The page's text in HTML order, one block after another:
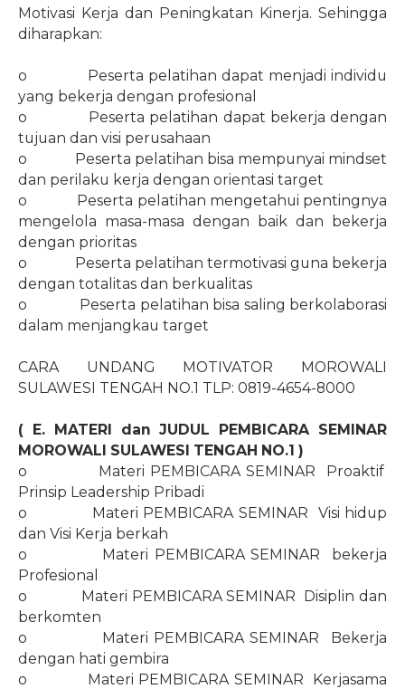
Motivasi Kerja dan Peningkatan Kinerja. Sehingga
diharapkan:
o
Peserta pelatihan dapat menjadi individu
yang bekerja dengan profesional
o
Peserta pelatihan dapat bekerja dengan
tujuan dan visi perusahaan
o
Peserta pelatihan bisa mempunyai mindset
dan perilaku kerja dengan orientasi target
o
Peserta pelatihan mengetahui pentingnya
mengelola masa-masa dengan baik dan bekerja
dengan prioritas
o
Peserta pelatihan termotivasi guna bekerja
dengan totalitas dan berkualitas
o
Peserta pelatihan bisa saling berkolaborasi
dalam menjangkau target
CARA UNDANG MOTIVATOR MOROWALI
SULAWESI TENGAH NO.1 TLP: 0819-4654-8000
( E. MATERI dan JUDUL PEMBICARA SEMINAR
MOROWALI SULAWESI TENGAH NO.1 )
o
Materi PEMBICARA SEMINAR
Proaktif
Prinsip Leadership Pribadi
o
Materi PEMBICARA SEMINAR
Visi hidup
dan Visi Kerja berkah
o
Materi PEMBICARA SEMINAR
bekerja
Profesional
o
Materi PEMBICARA SEMINAR Disiplin dan
berkomten
o
Materi PEMBICARA SEMINAR
Bekerja
dengan hati gembira
o
Materi PEMBICARA SEMINAR
Kerjasama